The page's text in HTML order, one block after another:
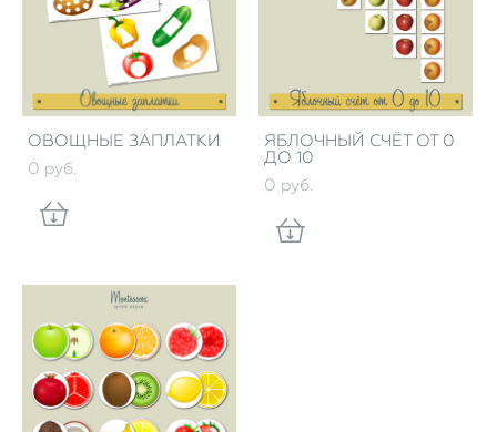
ОВОЩНЫЕ ЗАПЛАТКИ
0 pуб.
ЯБЛОЧНЫЙ СЧЁТ ОТ 0
ДО 10
0 pуб.